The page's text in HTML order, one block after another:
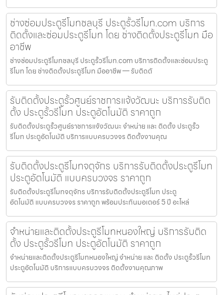
ช่างซ่อมประตูรีโมทชลบุรี ประตูรั้วรีโมท.com บริการ
ติดตั้งและซ่อมประตูรีโมท โดย ช่างติดตั้งประตูรีโมท มือ
อาชีพ
ช่างซ่อมประตูรีโมทชลบุรี ประตูรั้วรีโมท.com บริการติดตั้งและซ่อมประตู
รีโมท โดย ช่างติดตั้งประตูรีโมท มืออาชีพ — รับติดตั
รับติดตั้งประตูรั้วศูนย์ราชการแจ้งวัฒนะ บริการรับติด
ตั้ง ประตูรั้วรีโมท ประตูอัตโนมัติ ราคาถูก
รับติดตั้งประตูรั้วศูนย์ราชการแจ้งวัฒนะ จำหน่าย และ ติดตั้ง ประตูรั้ว
รีโมท ประตูอัตโนมัติ บริการแบบครบวงจร ติดตั้งงานคุณ
รับติดตั้งประตูรีโมทจตุจักร บริการรับติดตั้งประตูรีโมท
ประตูอัตโนมัติ แบบครบวงจร ราคาถูก
รับติดตั้งประตูรีโมทจตุจักร บริการรับติดตั้งประตูรีโมท ประตู
อัตโนมัติ แบบครบวงจร ราคาถูก พร้อมประกันมอเตอร์ 5 ปี อะไหล่
จำหน่ายและติดตั้งประตูรีโมทหนองใหญ่ บริการรับติด
ตั้ง ประตูรั้วรีโมท ประตูอัตโนมัติ ราคาถูก
จำหน่ายและติดตั้งประตูรีโมทหนองใหญ่ จำหน่าย และ ติดตั้ง ประตูรั้วรีโมท
ประตูอัตโนมัติ บริการแบบครบวงจร ติดตั้งงานคุณภาพ